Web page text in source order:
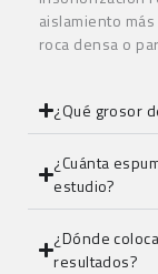
aislamiento
roca densa o
¿Qué grosor
¿Cuánta
estudio?
¿Dónde
resultados?